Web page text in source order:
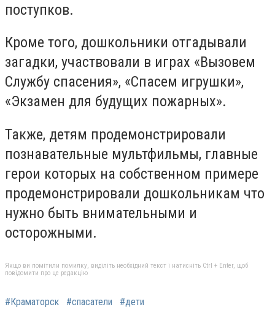
поступков.
Кроме того, дошкольники отгадывали
загадки, участвовали в играх «Вызовем
Службу спасения», «Спасем игрушки»,
«Экзамен для будущих пожарных».
Также, детям продемонстрировали
познавательные мультфильмы, главные
герои которых на собственном примере
продемонстрировали дошкольникам что
нужно быть внимательными и
осторожными.
Якщо ви помітили помилку, виділіть необхідний текст і натисніть Ctrl + Enter, щоб
повідомити про це редакцію
#Краматорск #спасатели #дети